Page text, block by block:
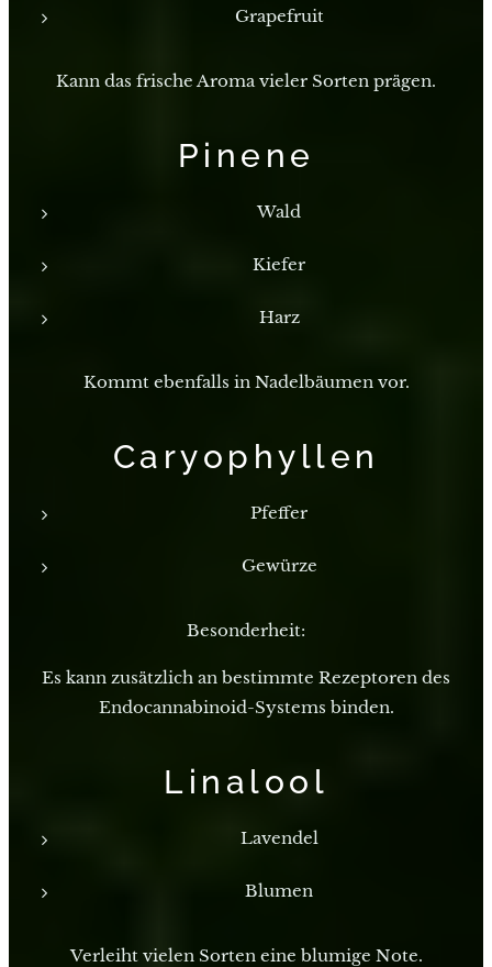
Grapefruit
Kann das frische Aroma vieler Sorten prägen.
Pinene
Wald
Kiefer
Harz
Kommt ebenfalls in Nadelbäumen vor.
Caryophyllen
Pfeffer
Gewürze
Besonderheit:
Es kann zusätzlich an bestimmte Rezeptoren des
Endocannabinoid-Systems binden.
Linalool
Lavendel
Blumen
Verleiht vielen Sorten eine blumige Note.